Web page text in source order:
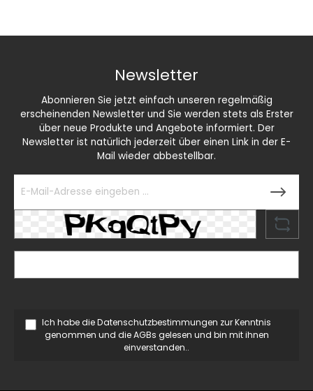
Newsletter
Abonnieren Sie jetzt einfach unseren regelmäßig
erscheinenden Newsletter und Sie werden stets als Erster
über neue Produkte und Angebote informiert. Der
Newsletter ist natürlich jederzeit über einen Link in der E-
Mail wieder abbestellbar.
Ich habe dieDatenschutzbestimmungen zur Kenntnis
genommen und dieAGBs gelesen und bin mit ihnen
einverstanden..